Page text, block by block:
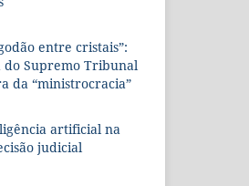
entre cristais”:
do Supremo Tribunal
da “ministrocracia”
artificial na
judicial